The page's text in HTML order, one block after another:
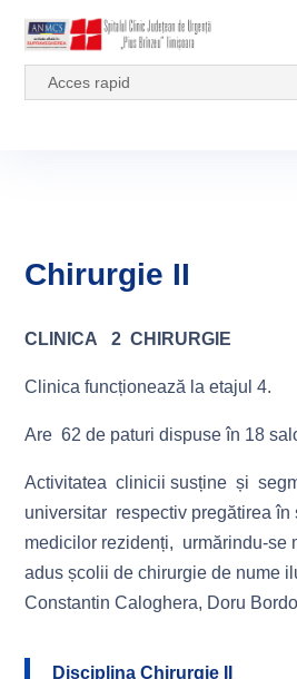
Acces rapid
Chirurgie II
CLINICA 2 CHIRURGIE
Clinica funcționează la etajul 4.
Are 62 de paturi dispuse în 18
Activitatea clinicii susține și
universitar respectiv pregătirea în
medicilor rezidenți, urmărindu-se
adus școlii de chirurgie de nume
Constantin Caloghera, Doru
Disciplina Chirurgie II